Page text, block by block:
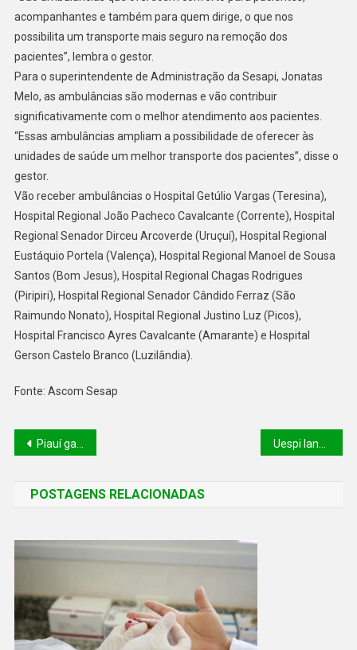
acompanhantes e também para quem dirige, o que nos
possibilita um transporte mais seguro na remoção dos
pacientes”, lembra o gestor.
Para o superintendente de Administração da Sesapi, Jonatas
Melo, as ambulâncias são modernas e vão contribuir
significativamente com o melhor atendimento aos pacientes.
“Essas ambulâncias ampliam a possibilidade de oferecer às
unidades de saúde um melhor transporte dos pacientes”, disse o
gestor.
Vão receber ambulâncias o Hospital Getúlio Vargas (Teresina),
Hospital Regional João Pacheco Cavalcante (Corrente), Hospital
Regional Senador Dirceu Arcoverde (Uruçuí), Hospital Regional
Eustáquio Portela (Valença), Hospital Regional Manoel de Sousa
Santos (Bom Jesus), Hospital Regional Chagas Rodrigues
(Piripiri), Hospital Regional Senador Cândido Ferraz (São
Raimundo Nonato), Hospital Regional Justino Luz (Picos),
Hospital Francisco Ayres Cavalcante (Amarante) e Hospital
Gerson Castelo Branco (Luzilândia).
Fonte: Ascom Sesap
Piauí garante representação no Conselho Nacional de Recursos Hídricos
POSTAGENS RELACIONADAS